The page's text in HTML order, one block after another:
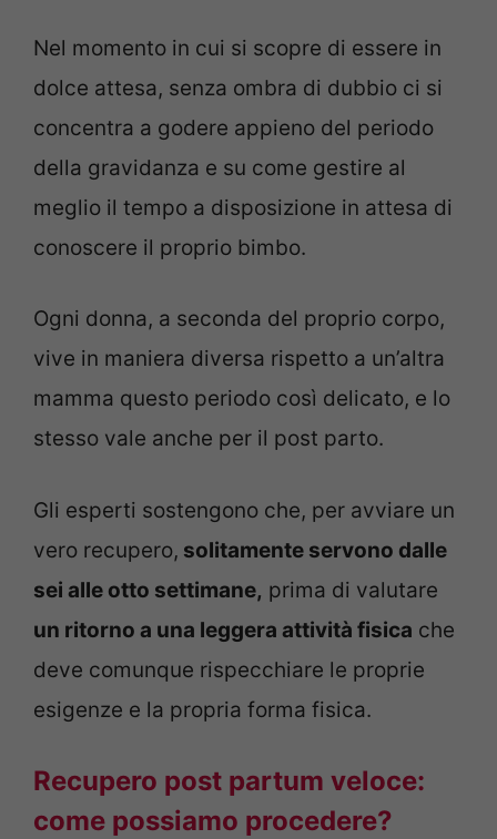
Nel momento in cui si scopre di essere in
dolce attesa, senza ombra di dubbio ci si
concentra a godere appieno del periodo
della gravidanza e su come gestire al
meglio il tempo a disposizione in attesa di
conoscere il proprio bimbo.
Ogni donna, a seconda del proprio corpo,
vive in maniera diversa rispetto a un’altra
mamma questo periodo così delicato, e lo
stesso vale anche per il post parto.
Gli esperti sostengono che, per avviare un
vero recupero, solitamente servono dalle
sei alle otto settimane, prima di valutare
un ritorno a una leggera attività fisica che
deve comunque rispecchiare le proprie
esigenze e la propria forma fisica.
Recupero post partum veloce:
come possiamo procedere?